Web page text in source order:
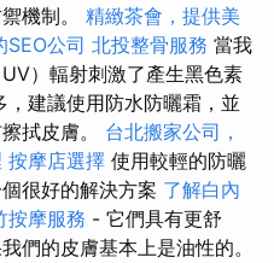
機制。 精緻茶會，提供美
SEO公司 北投整骨服務 當我
）輻射刺激了產生黑色素
建議使用防水防曬霜，並
拭皮膚。 台北搬家公司，
按摩店選擇 使用較輕的防曬
很好的解決方案 了解白內
按摩服務 - 它們具有更舒
們的皮膚基本上是油性的。